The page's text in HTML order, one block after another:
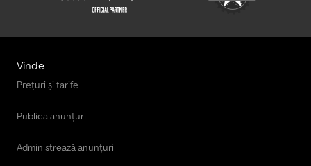
Vinde
Prețuri și tarife
Publica anunțuri
Administrează anunțuri